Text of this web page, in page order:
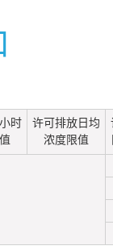
时
许可排放日均
浓度限值